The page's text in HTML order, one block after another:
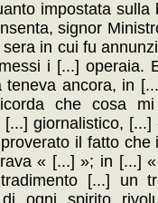
impostata
signor
in cui fu
i [...] operaia.
teneva ancora, in
che cosa
giornalistico,
il fatto
« [...] »; in [...]
[...] un